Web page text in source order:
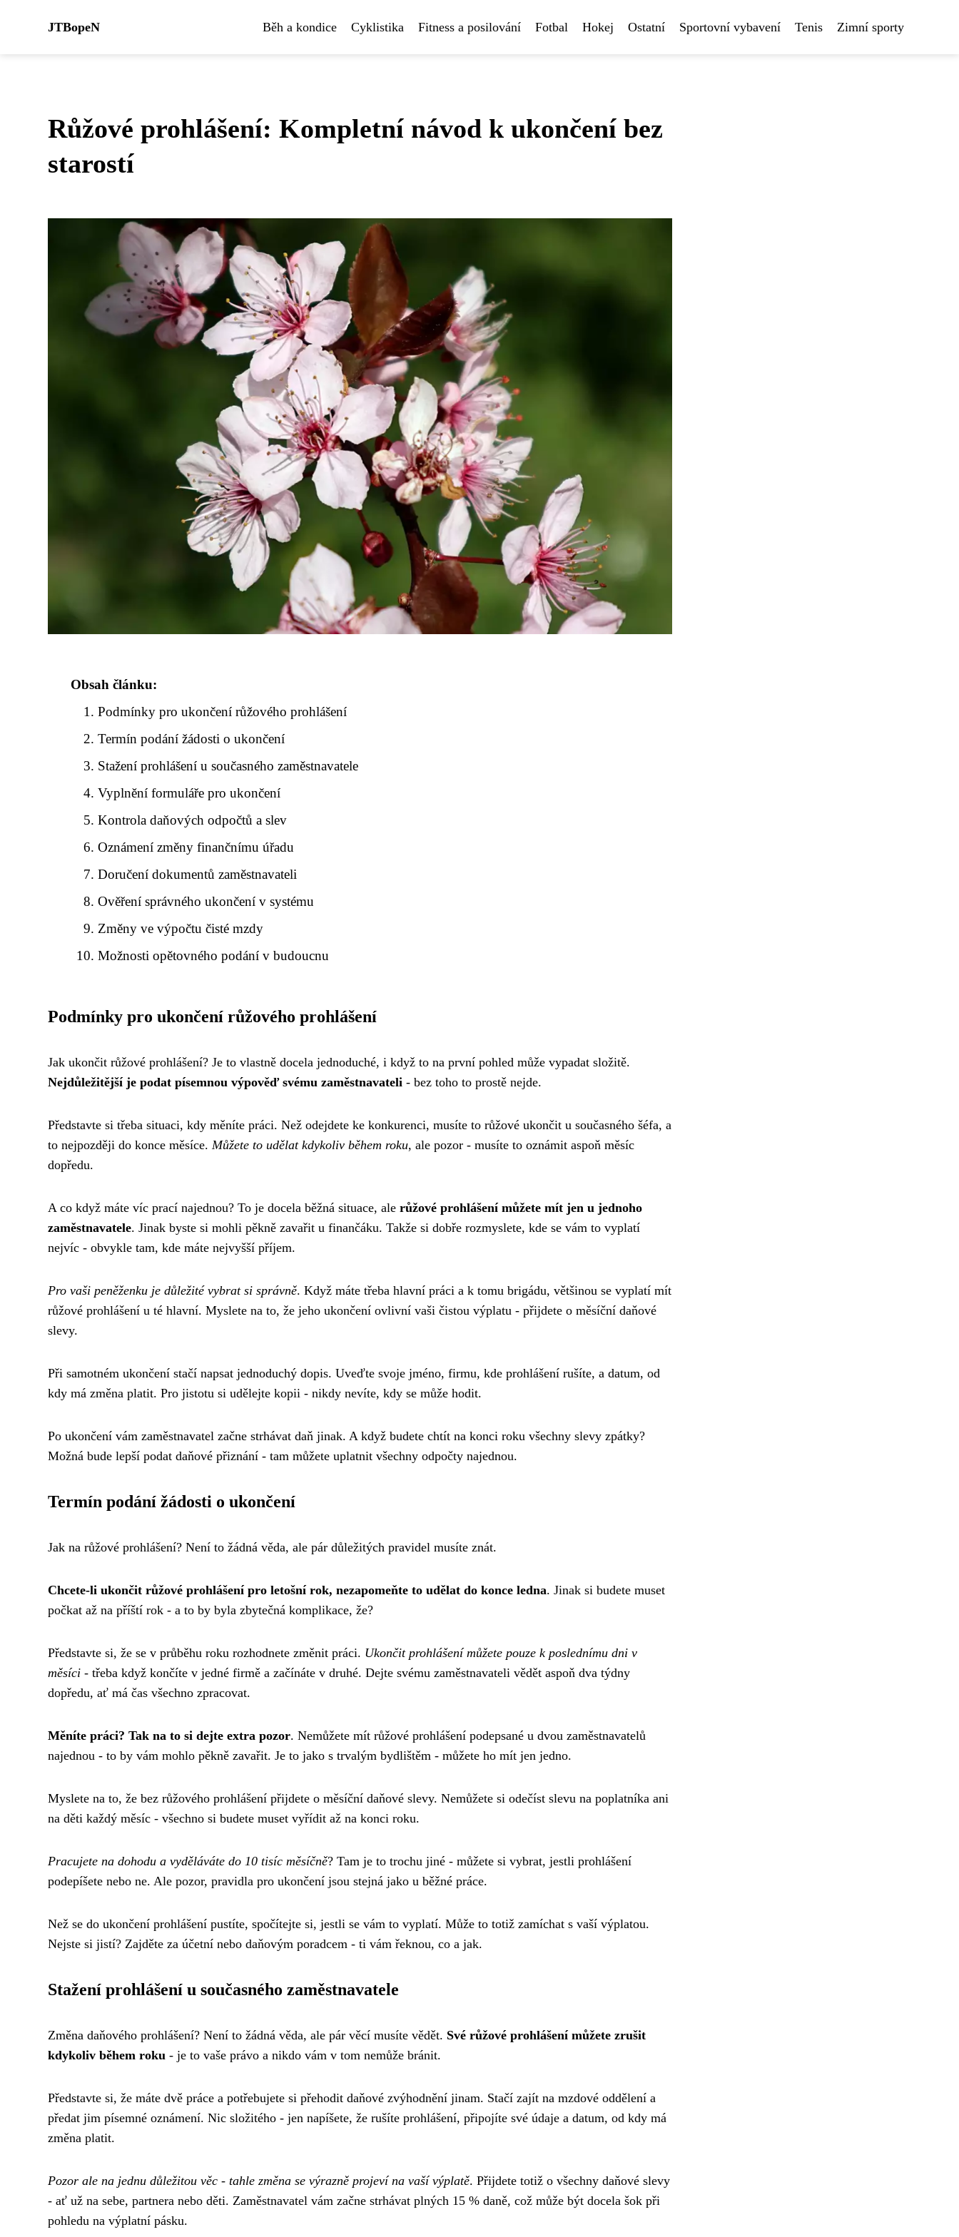
JTBopeN Běh a kondice Cyklistika Fitness a posilování Fotbal Hokej Ostatní Sportovní vybavení Tenis Zimní sporty
Růžové prohlášení: Kompletní návod k ukončení bez
starostí
Obsah článku:
Podmínky pro ukončení růžového prohlášení
Termín podání žádosti o ukončení
Stažení prohlášení u současného zaměstnavatele
Vyplnění formuláře pro ukončení
Kontrola daňových odpočtů a slev
Oznámení změny finančnímu úřadu
Doručení dokumentů zaměstnavateli
Ověření správného ukončení v systému
Změny ve výpočtu čisté mzdy
Možnosti opětovného podání v budoucnu
Podmínky pro ukončení růžového prohlášení
Jak ukončit růžové prohlášení? Je to vlastně docela jednoduché, i když to na první pohled může vypadat složitě.
Nejdůležitější je podat písemnou výpověď svému zaměstnavateli - bez toho to prostě nejde.
Představte si třeba situaci, kdy měníte práci. Než odejdete ke konkurenci, musíte to růžové ukončit u současného šéfa, a
to nejpozději do konce měsíce. Můžete to udělat kdykoliv během roku, ale pozor - musíte to oznámit aspoň měsíc
dopředu.
A co když máte víc prací najednou? To je docela běžná situace, ale růžové prohlášení můžete mít jen u jednoho
zaměstnavatele. Jinak byste si mohli pěkně zavařit u finančáku. Takže si dobře rozmyslete, kde se vám to vyplatí
nejvíc - obvykle tam, kde máte nejvyšší příjem.
Pro vaši peněženku je důležité vybrat si správně. Když máte třeba hlavní práci a k tomu brigádu, většinou se vyplatí mít
růžové prohlášení u té hlavní. Myslete na to, že jeho ukončení ovlivní vaši čistou výplatu - přijdete o měsíční daňové
slevy.
Při samotném ukončení stačí napsat jednoduchý dopis. Uveďte svoje jméno, firmu, kde prohlášení rušíte, a datum, od
kdy má změna platit. Pro jistotu si udělejte kopii - nikdy nevíte, kdy se může hodit.
Po ukončení vám zaměstnavatel začne strhávat daň jinak. A když budete chtít na konci roku všechny slevy zpátky?
Možná bude lepší podat daňové přiznání - tam můžete uplatnit všechny odpočty najednou.
Termín podání žádosti o ukončení
Jak na růžové prohlášení? Není to žádná věda, ale pár důležitých pravidel musíte znát.
Chcete-li ukončit růžové prohlášení pro letošní rok, nezapomeňte to udělat do konce ledna. Jinak si budete muset
počkat až na příští rok - a to by byla zbytečná komplikace, že?
Představte si, že se v průběhu roku rozhodnete změnit práci. Ukončit prohlášení můžete pouze k poslednímu dni v
měsíci - třeba když končíte v jedné firmě a začínáte v druhé. Dejte svému zaměstnavateli vědět aspoň dva týdny
dopředu, ať má čas všechno zpracovat.
Měníte práci? Tak na to si dejte extra pozor. Nemůžete mít růžové prohlášení podepsané u dvou zaměstnavatelů
najednou - to by vám mohlo pěkně zavařit. Je to jako s trvalým bydlištěm - můžete ho mít jen jedno.
Myslete na to, že bez růžového prohlášení přijdete o měsíční daňové slevy. Nemůžete si odečíst slevu na poplatníka ani
na děti každý měsíc - všechno si budete muset vyřídit až na konci roku.
Pracujete na dohodu a vyděláváte do 10 tisíc měsíčně? Tam je to trochu jiné - můžete si vybrat, jestli prohlášení
podepíšete nebo ne. Ale pozor, pravidla pro ukončení jsou stejná jako u běžné práce.
Než se do ukončení prohlášení pustíte, spočítejte si, jestli se vám to vyplatí. Může to totiž zamíchat s vaší výplatou.
Nejste si jistí? Zajděte za účetní nebo daňovým poradcem - ti vám řeknou, co a jak.
Stažení prohlášení u současného zaměstnavatele
Změna daňového prohlášení? Není to žádná věda, ale pár věcí musíte vědět. Své růžové prohlášení můžete zrušit
kdykoliv během roku - je to vaše právo a nikdo vám v tom nemůže bránit.
Představte si, že máte dvě práce a potřebujete si přehodit daňové zvýhodnění jinam. Stačí zajít na mzdové oddělení a
předat jim písemné oznámení. Nic složitého - jen napíšete, že rušíte prohlášení, připojíte své údaje a datum, od kdy má
změna platit.
Pozor ale na jednu důležitou věc - tahle změna se výrazně projeví na vaší výplatě. Přijdete totiž o všechny daňové slevy
- ať už na sebe, partnera nebo děti. Zaměstnavatel vám začne strhávat plných 15 % daně, což může být docela šok při
pohledu na výplatní pásku.